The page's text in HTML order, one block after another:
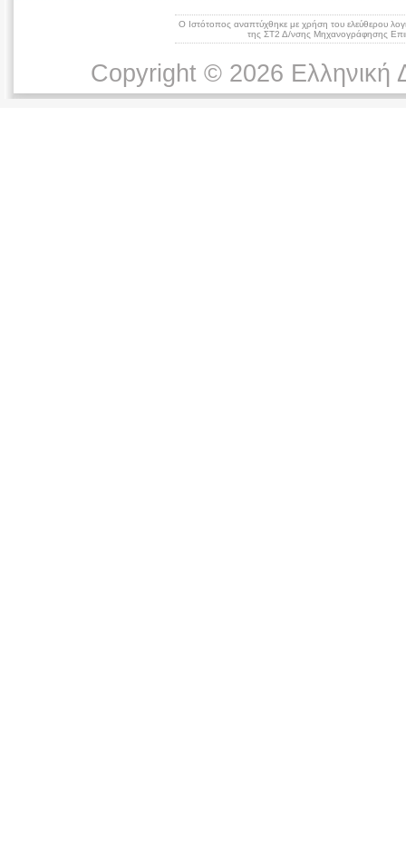
Ο Ιστότοπος αναπτύχθηκε με χρήση του ελεύθερου
της ΣΤ2 Δ/νσης Μηχανογράφησης
Copyright © 2026